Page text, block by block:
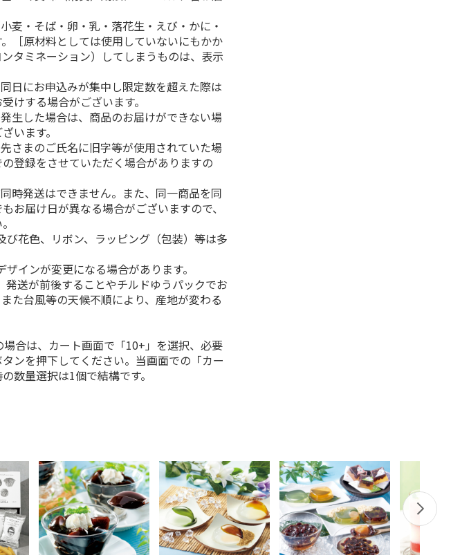
麦・そば・卵・乳・落花生・えび・かに・
［原材料としては使用していないにもかか
タミネーション）してしまうものは、表示
日にお申込みが集中し限定数を超えた際は
けする場合がございます。
生した場合は、商品のお届けができない場
います。
さまのご氏名に旧字等が使用されていた場
登録をさせていただく場合がありますの
時発送はできません。また、同一商品を同
お届け日が異なる場合がございますので、
び花色、リボン、ラッピング（包装）等は多
インが変更になる場合があります。
発送が前後することやチルドゆうパックでお
た台風等の天候不順により、産地が変わる
合は、カート画面で「10+」を選択、必要
ンを押下してください。当画面での「カー
数量選択は1個で結構です。